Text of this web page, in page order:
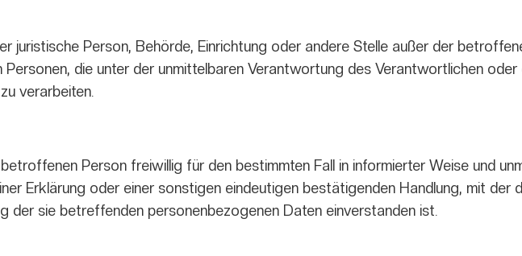
juristische Person, Behörde, Einrichtung oder andere Stelle außer der
die unter der unmittelbaren Verantwortung des Verantwortlichen
verarbeiten.
Person freiwillig für den bestimmten Fall in informierter Weise und
Erklärung oder einer sonstigen eindeutigen bestätigenden Handlung, mit
der sie betreffenden personenbezogenen Daten einverstanden ist.